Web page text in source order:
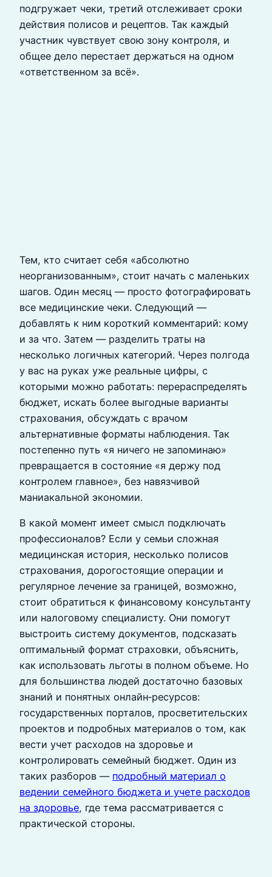
подгружает чеки, третий отслеживает сроки
действия полисов и рецептов. Так каждый
участник чувствует свою зону контроля, и
общее дело перестает держаться на одном
«ответственном за всё».
Тем, кто считает себя «абсолютно
неорганизованным», стоит начать с маленьких
шагов. Один месяц — просто фотографировать
все медицинские чеки. Следующий —
добавлять к ним короткий комментарий: кому
и за что. Затем — разделить траты на
несколько логичных категорий. Через полгода
у вас на руках уже реальные цифры, с
которыми можно работать: перераспределять
бюджет, искать более выгодные варианты
страхования, обсуждать с врачом
альтернативные форматы наблюдения. Так
постепенно путь «я ничего не запоминаю»
превращается в состояние «я держу под
контролем главное», без навязчивой
маниакальной экономии.
В какой момент имеет смысл подключать
профессионалов? Если у семьи сложная
медицинская история, несколько полисов
страхования, дорогостоящие операции и
регулярное лечение за границей, возможно,
стоит обратиться к финансовому консультанту
или налоговому специалисту. Они помогут
выстроить систему документов, подсказать
оптимальный формат страховки, объяснить,
как использовать льготы в полном объеме. Но
для большинства людей достаточно базовых
знаний и понятных онлайн‑ресурсов:
государственных порталов, просветительских
проектов и подробных материалов о том, как
вести учет расходов на здоровье и
контролировать семейный бюджет. Один из
таких разборов — подробный материал о
ведении семейного бюджета и учете расходов
на здоровье, где тема рассматривается с
практической стороны.